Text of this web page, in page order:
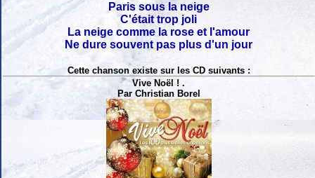
Paris sous la neige
C'était trop joli
La neige comme la rose et l'amour
Ne dure souvent pas plus d'un jour
Cette chanson existe sur les CD suivants :
Vive Noël ! .
Par Christian Borel